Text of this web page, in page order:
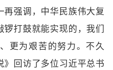
强调，中华民族伟大复
锣打鼓就能实现的，我们
更为艰苦的努力。不久
》回访了多位习近平总书